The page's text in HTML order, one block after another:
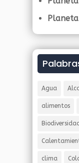
Agua
alimentos
clima